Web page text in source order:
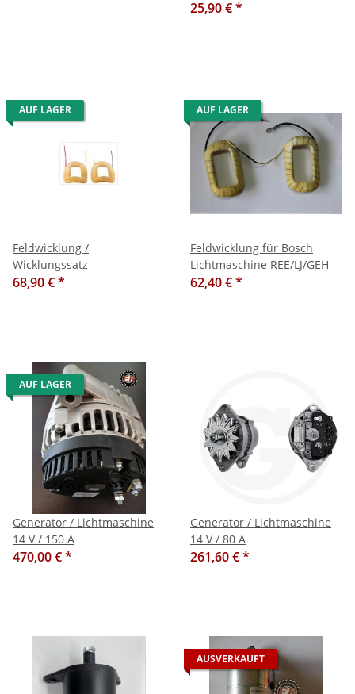
25,90 €*
AUF LAGER
Feldwicklung /
Wicklungssatz
68,90 €*
AUF LAGER
Feldwicklung für Bosch
Lichtmaschine REE/LJ/GEH
62,40 €*
AUF LAGER
Generator / Lichtmaschine
14 V / 150 A
470,00 €*
Generator / Lichtmaschine
14 V / 80 A
261,60 €*
AUSVERKAUFT